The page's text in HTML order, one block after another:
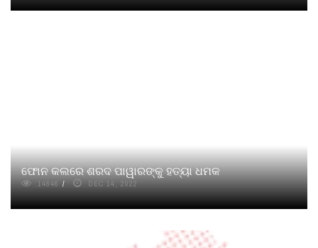
ଫୋନ କଲରେ ଶରଦ ପାୱାରଙ୍କୁ ହତ୍ୟା ଧମକ
14846 DEC 14, 2022